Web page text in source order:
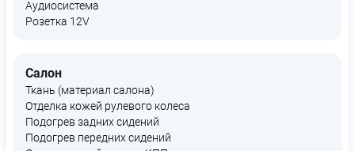
Аудиосистема
Розетка 12V
Салон
Ткань (материал салона)
Отделка кожей рулевого колеса
Подогрев задних сидений
Подогрев передних сидений